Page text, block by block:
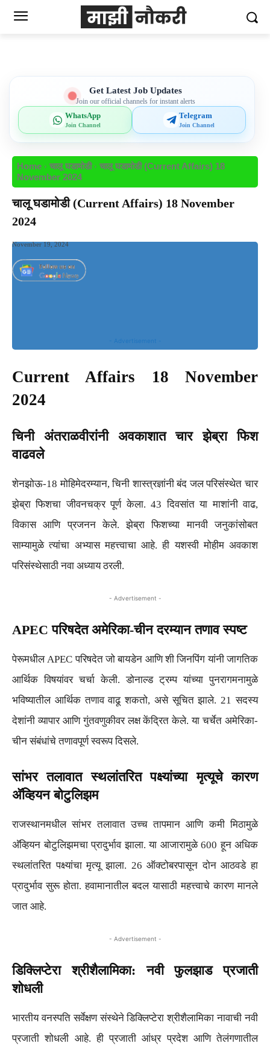
Get Latest Job Updates
Join our official channels for instant alerts
WhatsApp
Join Channel
Telegram
Join Channel
Home चालू घडामोडी
चालू घडामोडी (Current Affairs) 18
November 2024
चालू घडामोडी (Current Affairs) 18 November
2024
November 19, 2024
- Advertisement -
Current Affairs 18 November
2024
चिनी अंतराळवीरांनी अवकाशात चार झेब्रा फिश
वाढवले
शेनझोऊ-18 मोहिमेदरम्यान, चिनी शास्त्रज्ञांनी बंद जल परिसंस्थेत चार
झेब्रा फिशचा जीवनचक्र पूर्ण केला. 43 दिवसांत या माशांनी वाढ,
विकास आणि प्रजनन केले. झेब्रा फिशच्या मानवी जनुकांसोबत
साम्यामुळे त्यांचा अभ्यास महत्त्वाचा आहे. ही यशस्वी मोहीम अवकाश
परिसंस्थेसाठी नवा अध्याय ठरली.
- Advertisement -
APEC परिषदेत अमेरिका-चीन दरम्यान तणाव स्पष्ट
पेरूमधील APEC परिषदेत जो बायडेन आणि शी जिनपिंग यांनी जागतिक
आर्थिक विषयांवर चर्चा केली. डोनाल्ड ट्रम्प यांच्या पुनरागमनामुळे
भविष्यातील आर्थिक तणाव वाढू शकतो, असे सूचित झाले. 21 सदस्य
देशांनी व्यापार आणि गुंतवणुकीवर लक्ष केंद्रित केले. या चर्चेत अमेरिका-
चीन संबंधांचे तणावपूर्ण स्वरूप दिसले.
सांभर तलावात स्थलांतरित पक्ष्यांच्या मृत्यूचे कारण
अ‍ॅव्हियन बोटुलिझम
राजस्थानमधील सांभर तलावात उच्च तापमान आणि कमी मिठामुळे
अ‍ॅव्हियन बोटुलिझमचा प्रादुर्भाव झाला. या आजारामुळे 600 हून अधिक
स्थलांतरित पक्ष्यांचा मृत्यू झाला. 26 ऑक्टोबरपासून दोन आठवडे हा
प्रादुर्भाव सुरू होता. हवामानातील बदल यासाठी महत्त्वाचे कारण मानले
जात आहे.
- Advertisement -
डिक्लिप्टेरा श्रीशैलामिका: नवी फुलझाड प्रजाती
शोधली
भारतीय वनस्पति सर्वेक्षण संस्थेने डिक्लिप्टेरा श्रीशैलामिका नावाची नवी
प्रजाती शोधली आहे. ही प्रजाती आंध्र प्रदेश आणि तेलंगणातील